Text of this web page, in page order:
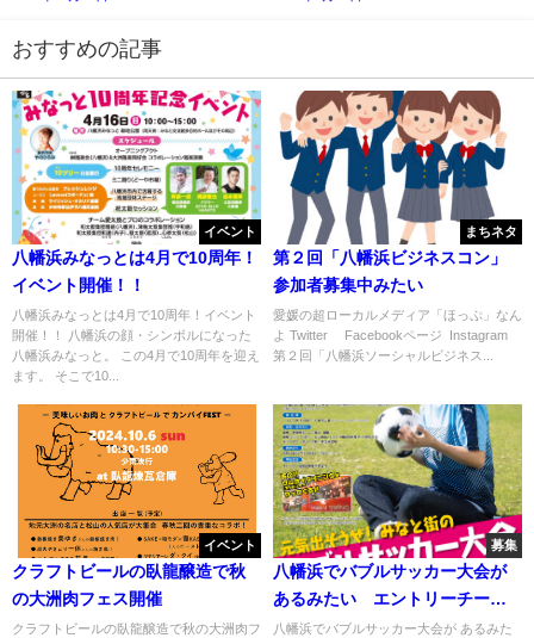
おすすめの記事
イベント
八幡浜みなっとは4月で10周年！
イベント開催！！
八幡浜みなっとは4月で10周年！イベント
開催！！ 八幡浜の顔・シンボルになった
八幡浜みなっと。 この4月で10周年を迎え
ます。 そこで10...
まちネタ
第２回「八幡浜ビジネスコン」
参加者募集中みたい
愛媛の超ローカルメディア「ほっぷ」なん
よ Twitter Facebookページ Instagram
第２回「八幡浜ソーシャルビジネス...
イベント
クラフトビールの臥龍醸造で秋
の大洲肉フェス開催
クラフトビールの臥龍醸造で秋の大洲肉フ
募集
八幡浜でバブルサッカー大会が
あるみたい エントリーチーム
募集
八幡浜でバブルサッカー大会が あるみた